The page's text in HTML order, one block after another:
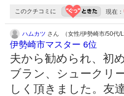
このクチコミに 現在：
ハムカツ さん （女性/伊勢崎市/50代/
伊勢崎市マスター 6位
夫から勧められ、初
ブラン、シュークリ
しく頂きました。友